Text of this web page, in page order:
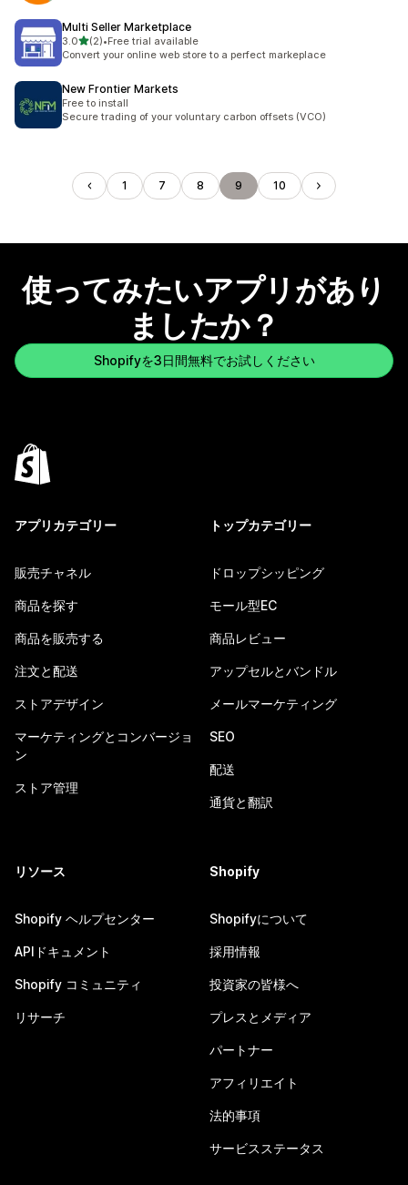
Multi Seller Marketplace
3.05つ星中
(2)
合計レビュー数：2件
•Free trial available
Convert your online web store to a perfect markeplace
New Frontier Markets
Free to install
Secure trading of your voluntary carbon offsets (VCO)
1 7 8 9 10
使ってみたいアプリがあり
ましたか？
Shopifyを3日間無料でお試しください
アプリカテゴリー
販売チャネル
商品を探す
商品を販売する
注文と配送
ストアデザイン
マーケティングとコンバージョ
ン
ストア管理
トップカテゴリー
ドロップシッピング
モール型EC
商品レビュー
アップセルとバンドル
メールマーケティング
SEO
配送
通貨と翻訳
リソース
Shopify ヘルプセンター
APIドキュメント
Shopify コミュニティ
リサーチ
Shopify
Shopifyについて
採用情報
投資家の皆様へ
プレスとメディア
パートナー
アフィリエイト
法的事項
サービスステータス